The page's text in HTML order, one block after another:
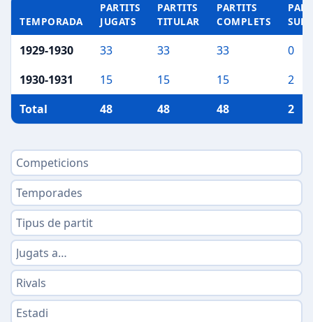
TEMPORADA
PARTITS
JUGATS
PARTITS
TITULAR
PARTITS
COMPLETS
1929-1930 33 33 33
0
1930-1931
15 15 15
2
Total
48 48 48 2